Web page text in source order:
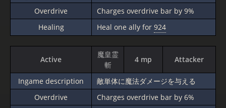
Overdrive
Charges overdrive bar by 9%
Healing
Heal one ally for 924
Active
魔皇霊
斬
4 mp Attacker
Ingame description
敵単体に魔法ダメージを与える
Overdrive
Charges overdrive bar by 6%